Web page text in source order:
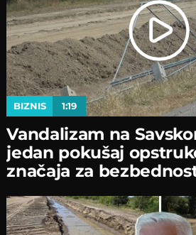
BIZNIS 1:19
Vandalizam na
јedan pokušaј
značaјa za